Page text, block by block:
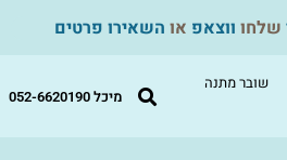
שלחו ווצאפ או השאירו פרטים
שובר מתנה
מיכל 052-6620190